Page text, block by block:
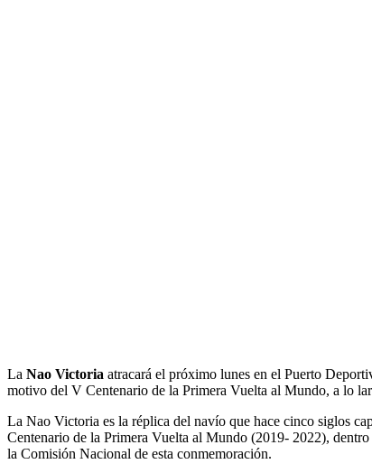
La Nao Victoria atracará el próximo lunes en el Puerto
motivo del V Centenario de la Primera Vuelta al Mundo, a lo
La Nao Victoria es la réplica del navío que hace cinco siglos
Centenario de la Primera Vuelta al Mundo (2019- 2022),
la Comisión Nacional de esta conmemoración.